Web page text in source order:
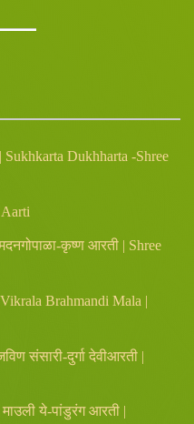
Sukhkarta Dukhharta -Shree
Aarti
कृष्ण आरती | Shree
Brahmandi Mala |
संसारी-दुर्गा देवीआरती |
माउली ये-पांडुरंग आरती |